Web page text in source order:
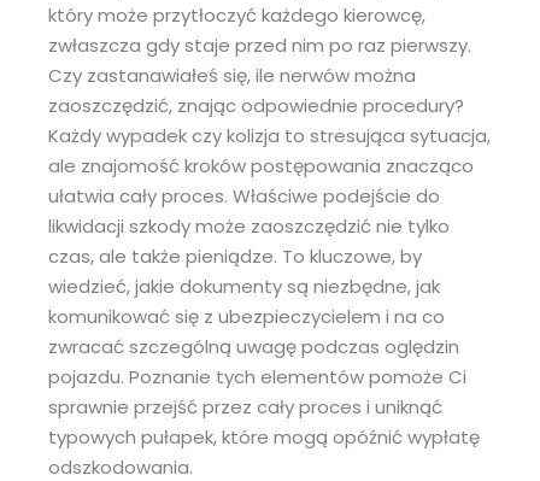
który może przytłoczyć każdego kierowcę,
zwłaszcza gdy staje przed nim po raz pierwszy.
Czy zastanawiałeś się, ile nerwów można
zaoszczędzić, znając odpowiednie procedury?
Każdy wypadek czy kolizja to stresująca sytuacja,
ale znajomość kroków postępowania znacząco
ułatwia cały proces. Właściwe podejście do
likwidacji szkody może zaoszczędzić nie tylko
czas, ale także pieniądze. To kluczowe, by
wiedzieć, jakie dokumenty są niezbędne, jak
komunikować się z ubezpieczycielem i na co
zwracać szczególną uwagę podczas oględzin
pojazdu. Poznanie tych elementów pomoże Ci
sprawnie przejść przez cały proces i uniknąć
typowych pułapek, które mogą opóźnić wypłatę
odszkodowania.